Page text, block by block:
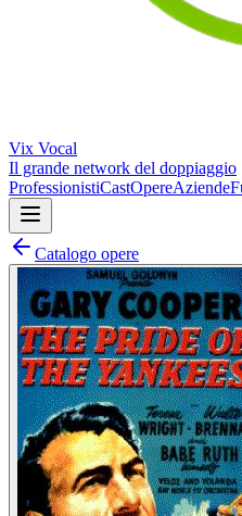
Vix Vocal
Il grande network del doppiaggio
ProfessionistiCastOpereAziende
Catalogo opere